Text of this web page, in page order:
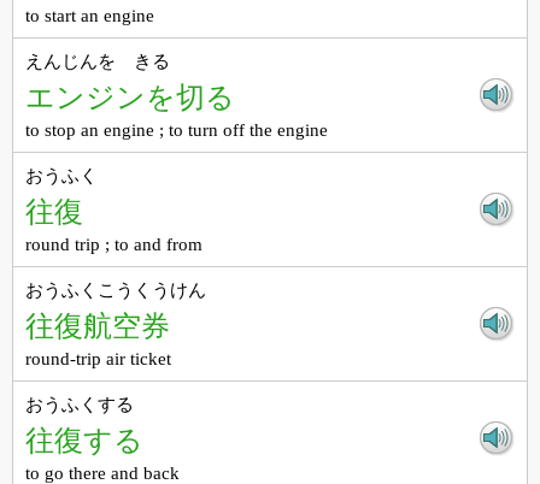
to start an engine
えんじんを きる
エンジンを切る
to stop an engine ; to turn off the engine
おうふく
往復
round trip ; to and from
おうふくこうくうけん
往復航空券
round-trip air ticket
おうふくする
往復する
to go there and back